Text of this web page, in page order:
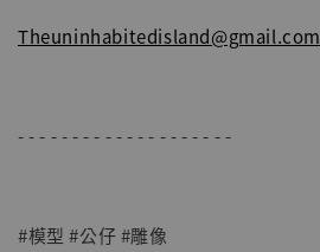
Theuninhabitedisland@gmail.com
- - - - - - - - - - - - - - - - - - - -
#模型 #公仔 #雕像